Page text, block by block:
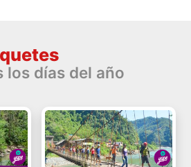
los días del año